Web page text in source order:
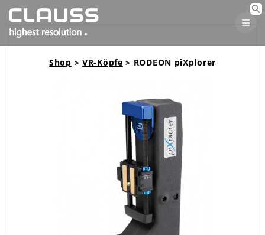
Shop > VR-Köpfe > RODEON piXplorer